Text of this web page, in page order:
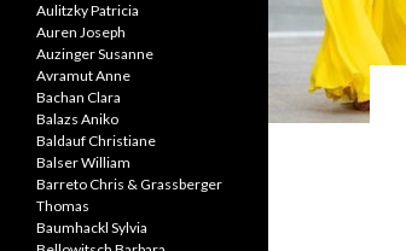
Aulitzky Patricia
Auren Joseph
Auzinger Susanne
Avramut Anne
Bachan Clara
Balazs Aniko
Baldauf Christiane
Balser William
Barreto Chris & Grassberger
Thomas
Baumhackl Sylvia